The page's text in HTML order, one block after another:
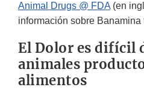
Animal Drugs @ FDA (en
información sobre Banamina
El Dolor es difícil
animales
alimentos